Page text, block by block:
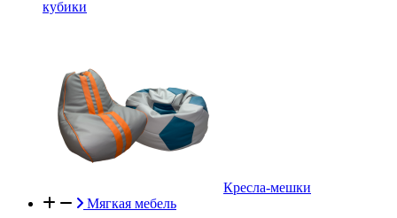
кубики
Кресла-мешки
Мягкая мебель